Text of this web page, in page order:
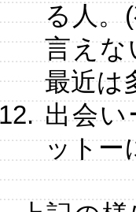
る人。
言えな
最近は
出会い
ットー